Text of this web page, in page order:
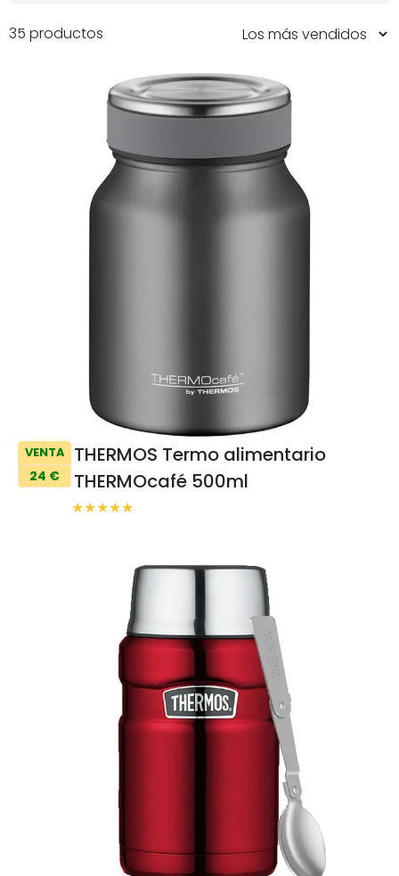
35 productos
VENTA
24 €
THERMOS Termo alimentario
THERMOcafé 500ml